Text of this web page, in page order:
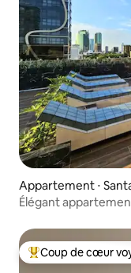
Appartement ⋅
Élégant
Coups de cœur
Coup de cœur